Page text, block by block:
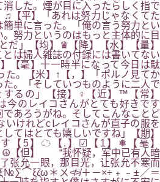
した。煙が目に入ったらしく指で
♫【平】「あれは努力じゃなくてた
単に言った。「俺の言う努力とい
努力というのはもっと主体的に目
だ」【均】♛【降】【水】【量】
は婦人雑誌の付録には書いてない
【毫】十一時半になって今日は駄
た。【米】↑【，】「ポルノ見てか
た。「そしていつものように二人で
するの」【接】♀【近】™【常】
今のレイコさんがとても好きです
あろうがね。そしてこんなことど
いけれどcレイコさんが直子の服を
てはとても嬉しいですね」【期】
【5】☁【.】☑【1】❅【毫】
【但】 “我怀疑，军中已有人暗
张允一眼，那目光，让张允不寒而
＊ㄨ≮≯＋－×÷﹢﹣±／＝